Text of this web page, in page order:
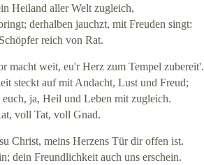
Heiland aller Welt zugleich,
derhalben jauchzt, mit Freuden singt:
reich von Rat.
macht weit, eu'r Herz zum Tempel zubereit'.
steckt auf mit Andacht, Lust und Freud;
ja, Heil und Leben mit zugleich.
voll Tat, voll Gnad.
Christ, meins Herzens Tür dir offen ist.
dein Freundlichkeit auch uns erschein.